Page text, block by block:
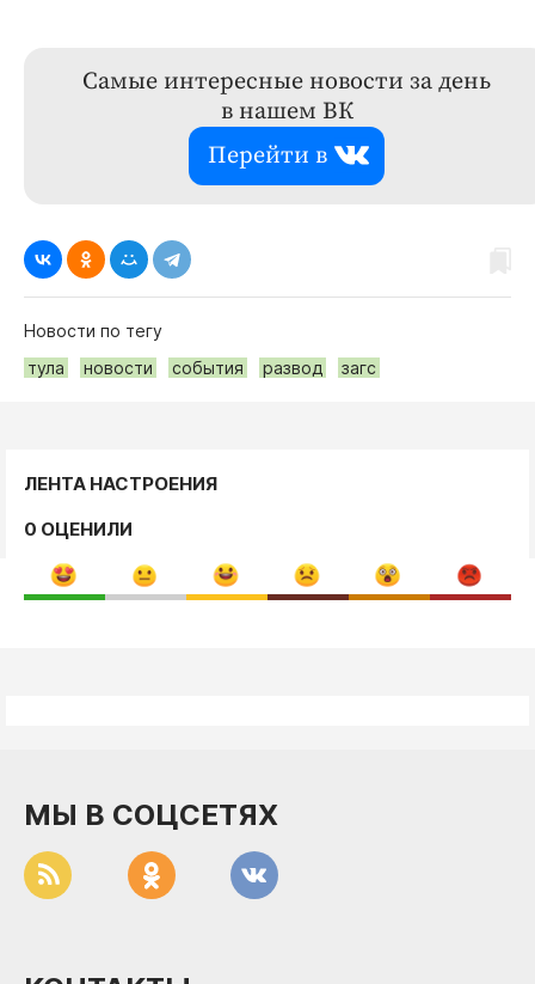
Самые интересные новости за день
в нашем ВК
Перейти в
Новости по тегу
тула
новости события развод загс
ЛЕНТА НАСТРОЕНИЯ
0 ОЦЕНИЛИ
МЫ В СОЦСЕТЯХ